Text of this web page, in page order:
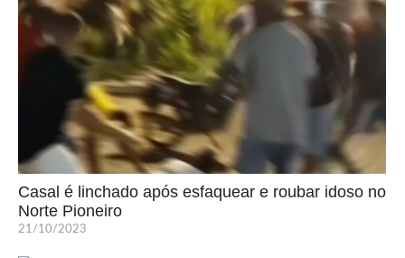
Casal é linchado após esfaquear e roubar idoso no
Norte Pioneiro
21/10/2023